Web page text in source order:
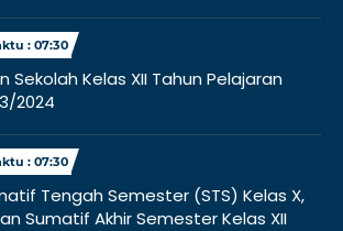
: 07:30
Sekolah Kelas XII Tahun Pelajaran
2024
: 07:30
Tengah Semester (STS) Kelas X,
Sumatif Akhir Semester Kelas XII